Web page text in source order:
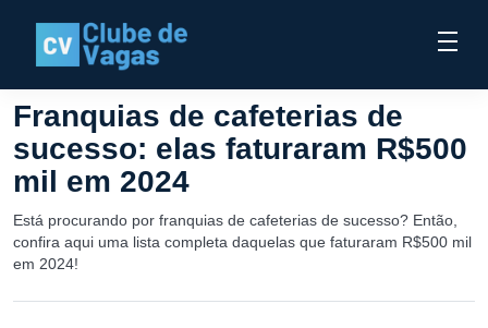
Franquias de cafeterias de
sucesso: elas faturaram R$500
mil em 2024
Está procurando por franquias de cafeterias de sucesso? Então,
confira aqui uma lista completa daquelas que faturaram R$500 mil
em 2024!